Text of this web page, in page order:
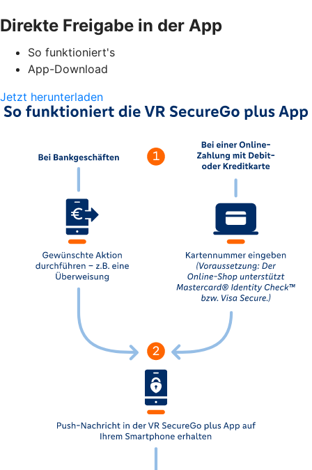
Direkte Freigabe in der App
So funktioniert's
App-Download
Jetzt herunterladen